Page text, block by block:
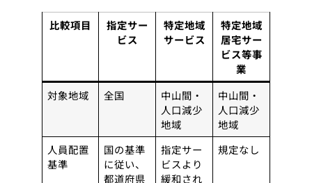
比較項目
指定サー
ビス
特定地域
サービス
特定地域
居宅サー
ビス等事
業
対象地域
全国
中山間・
人口減少
地域
中山間・
人口減少
地域
人員配置
基準
国の基準
に従い、
都道府県
指定サー
ビスより
緩和され
規定なし